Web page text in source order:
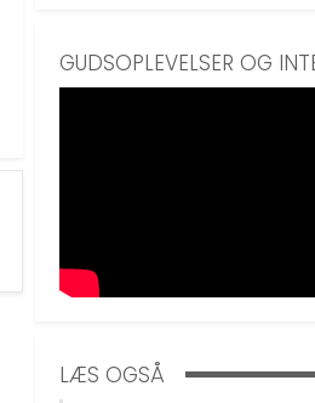
GUDSOPLEVELSER OG
LÆS OGSÅ